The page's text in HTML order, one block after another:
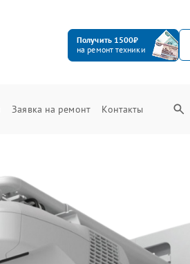
Получить 1500₽
на ремонт техники
Заявка на ремонт Контакты